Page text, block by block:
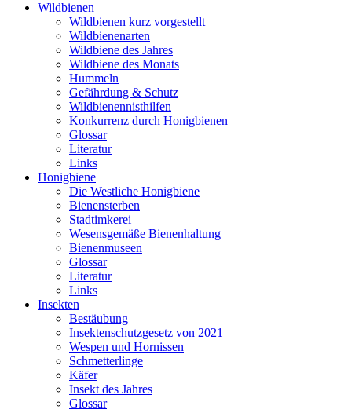
Wildbienen
Wildbienen kurz vorgestellt
Wildbienenarten
Wildbiene des Jahres
Wildbiene des Monats
Hummeln
Gefährdung & Schutz
Wildbienennisthilfen
Konkurrenz durch Honigbienen
Glossar
Literatur
Links
Honigbiene
Die Westliche Honigbiene
Bienensterben
Stadtimkerei
Wesensgemäße Bienenhaltung
Bienenmuseen
Glossar
Literatur
Links
Insekten
Bestäubung
Insektenschutzgesetz von 2021
Wespen und Hornissen
Schmetterlinge
Käfer
Insekt des Jahres
Glossar